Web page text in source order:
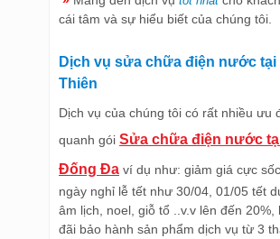
cái tâm và sự hiểu biết của chúng tôi.
Dịch vụ sửa chữa điện nước tại
Thiên
Dịch vụ của chúng tôi có rất nhiều ưu
quanh gói Sửa chữa điện nước
Đống Đa ví dụ như: giảm giá cực
ngày nghỉ lễ tết như 30/04, 01/05 tết
âm lịch, noel, giỗ tổ ..v.v lên đến 20%,
đãi bảo hành sản phẩm dịch vụ từ 3